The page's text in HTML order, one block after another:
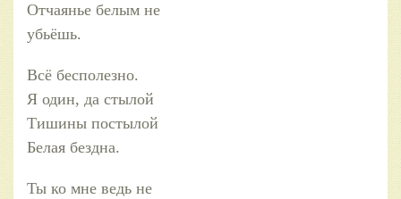
Отчаянье белым не
убьёшь.
Всё бесполезно.
Я один, да стылой
Тишины постылой
Белая бездна.
Ты ко мне ведь не